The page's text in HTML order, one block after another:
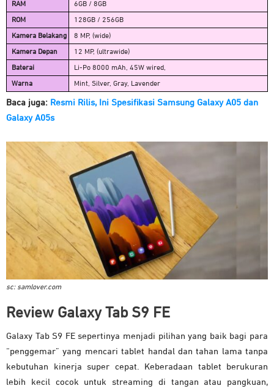
RAM 6GB / 8GB
ROM 128GB / 256GB
Kamera Belakang 8 MP, (wide)
Kamera Depan 12 MP, (ultrawide)
Baterai Li-Po 8000 mAh, 45W wired,
Warna Mint, Silver, Gray, Lavender
Baca juga: Resmi Rilis, Ini Spesifikasi Samsung Galaxy A05 dan
Galaxy A05s
sc: samlover.com
Review Galaxy Tab S9 FE
Galaxy Tab S9 FE sepertinya menjadi pilihan yang baik bagi para
“penggemar” yang mencari tablet handal dan tahan lama tanpa
kebutuhan kinerja super cepat. Keberadaan tablet berukuran
lebih kecil cocok untuk streaming di tangan atau pangkuan,